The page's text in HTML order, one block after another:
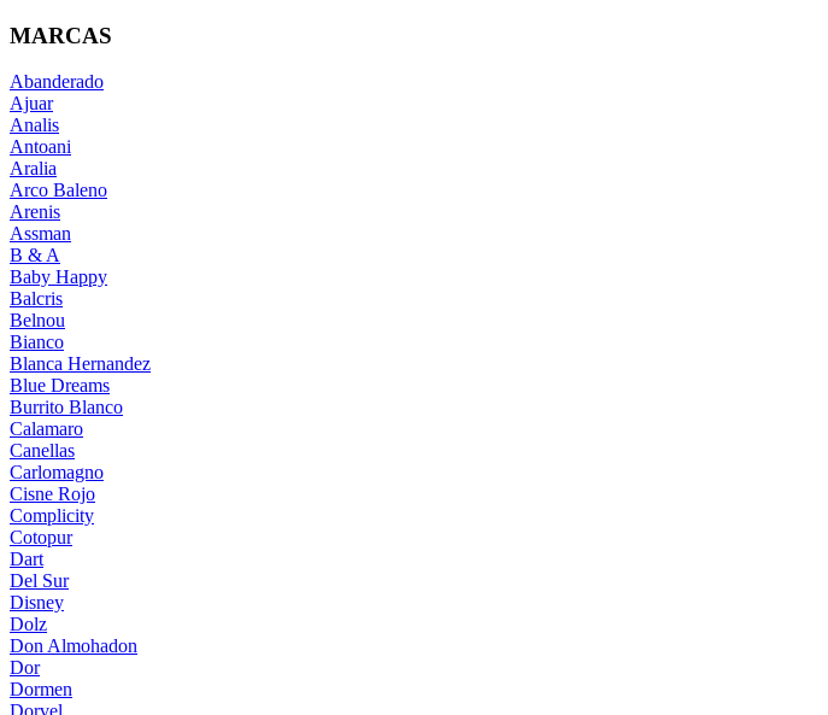
MARCAS
Abanderado
Ajuar
Analis
Antoani
Aralia
Arco Baleno
Arenis
Assman
B & A
Baby Happy
Balcris
Belnou
Bianco
Blanca Hernandez
Blue Dreams
Burrito Blanco
Calamaro
Canellas
Carlomagno
Cisne Rojo
Complicity
Cotopur
Dart
Del Sur
Disney
Dolz
Don Almohadon
Dor
Dormen